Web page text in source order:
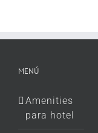
MENÚ
Amenities
para hotel